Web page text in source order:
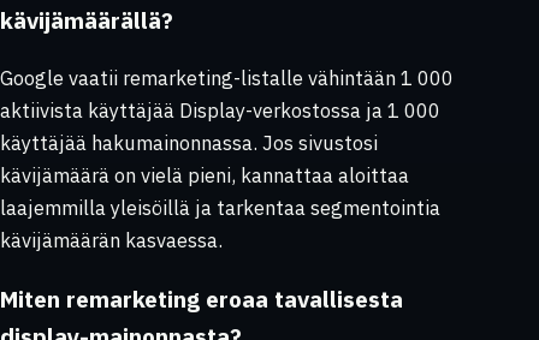
kävijämäärällä?
Google vaatii remarketing-listalle vähintään 1 000
aktiivista käyttäjää Display-verkostossa ja 1 000
käyttäjää hakumainonnassa. Jos sivustosi
kävijämäärä on vielä pieni, kannattaa aloittaa
laajemmilla yleisöillä ja tarkentaa segmentointia
kävijämäärän kasvaessa.
Miten remarketing eroaa tavallisesta